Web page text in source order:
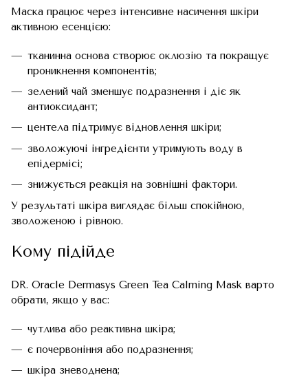
Маска працює через інтенсивне насичення шкіри
активною есенцією:
тканинна основа створює оклюзію та покращує
проникнення компонентів;
зелений чай зменшує подразнення і діє як
антиоксидант;
центела підтримує відновлення шкіри;
зволожуючі інгредієнти утримують воду в
епідермісі;
знижується реакція на зовнішні фактори.
У результаті шкіра виглядає більш спокійною,
зволоженою і рівною.
Кому підійде
DR. Oracle Dermasys Green Tea Calming Mask варто
обрати, якщо у вас:
чутлива або реактивна шкіра;
є почервоніння або подразнення;
шкіра зневоднена;